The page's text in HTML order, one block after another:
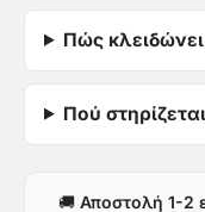
Πώς
Πού
🚚 Αποστολή 1-2